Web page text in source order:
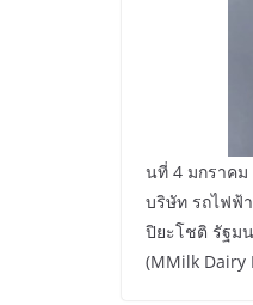
นที่ 4 มกราคม
บริษัท รถไฟฟ้
ปิยะโชติ รัฐม
(MMilk Dairy